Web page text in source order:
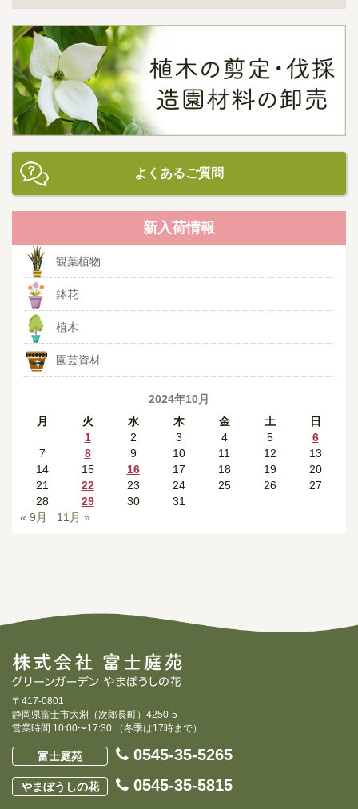
よくあるご質問
新入荷情報
観葉植物
鉢花
植木
園芸資材
2024年10月
月
火 水 木 金 土
日
1
2 3 4 5
6
7
8 9 10 11 12
13
14
15 16 17 18 19
20
21
22 23 24 25 26
27
28
29 30
31
« 9月
11月 »
〒417-0801
静岡県富士市大淵（次郎長町）4250-5
営業時間 10:00〜17:30 （冬季は17時まで）
富士庭苑 0545-35-5265
やまぼうしの花 0545-35-5815